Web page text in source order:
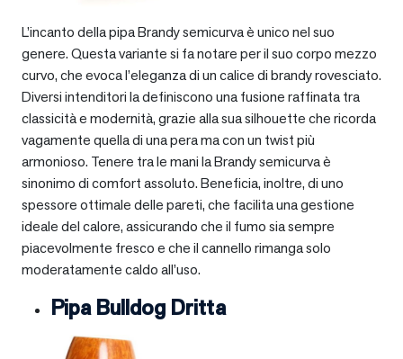
L’incanto della pipa Brandy semicurva è unico nel suo
genere. Questa variante si fa notare per il suo corpo mezzo
curvo, che evoca l’eleganza di un calice di brandy rovesciato.
Diversi intenditori la definiscono una fusione raffinata tra
classicità e modernità, grazie alla sua silhouette che ricorda
vagamente quella di una pera ma con un twist più
armonioso. Tenere tra le mani la Brandy semicurva è
sinonimo di comfort assoluto. Beneficia, inoltre, di uno
spessore ottimale delle pareti, che facilita una gestione
ideale del calore, assicurando che il fumo sia sempre
piacevolmente fresco e che il cannello rimanga solo
moderatamente caldo all’uso.
Pipa Bulldog Dritta